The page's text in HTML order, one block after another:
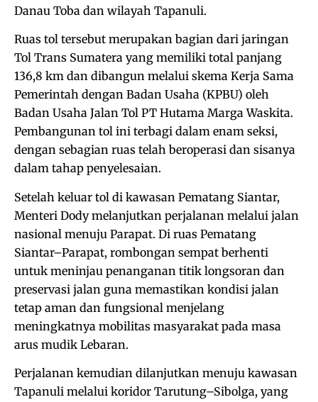
Danau Toba dan wilayah Tapanuli.
Ruas tol tersebut merupakan bagian dari jaringan
Tol Trans Sumatera yang memiliki total panjang
136,8 km dan dibangun melalui skema Kerja Sama
Pemerintah dengan Badan Usaha (KPBU) oleh
Badan Usaha Jalan Tol PT Hutama Marga Waskita.
Pembangunan tol ini terbagi dalam enam seksi,
dengan sebagian ruas telah beroperasi dan sisanya
dalam tahap penyelesaian.
Setelah keluar tol di kawasan Pematang Siantar,
Menteri Dody melanjutkan perjalanan melalui jalan
nasional menuju Parapat. Di ruas Pematang
Siantar–Parapat, rombongan sempat berhenti
untuk meninjau penanganan titik longsoran dan
preservasi jalan guna memastikan kondisi jalan
tetap aman dan fungsional menjelang
meningkatnya mobilitas masyarakat pada masa
arus mudik Lebaran.
Perjalanan kemudian dilanjutkan menuju kawasan
Tapanuli melalui koridor Tarutung–Sibolga, yang